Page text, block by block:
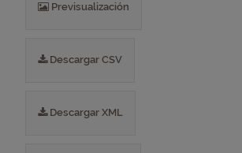
Previsualización
Descargar CSV
Descargar XML